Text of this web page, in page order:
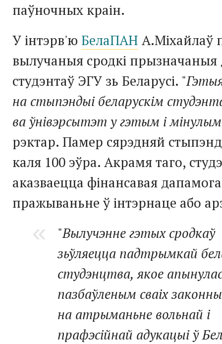
паўночных краін.
У інтэрв'ю БелаПАН А.Міхайлаў
вылучаныя сродкі
студэнтаў ЭГУ зь Беларусі. "
на стыпэндыі беларускім
ва ўнівэрсытэт у гэтым і мінулым
рэктар. Памер сярэдняй
каля 100 эўра. Акрамя таго,
аказваецца фінансавая
пражываньне ў інтэрнаце або
"Вылучэнне гэтых сродкаў
зьўляецца падтрымкай
студэнцтва, якое
пазбаўленым сваіх
на атрыманьне вольнай і
прафэсійнай адукацыі ў